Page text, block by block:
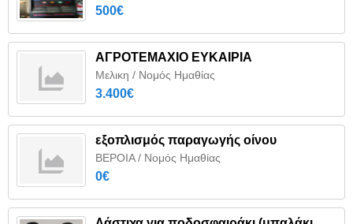
500€
ΑΓΡΟΤΕΜΑΧΙΟ ΕΥΚΑΙΡΙΑ
Μελικη / Νομός Ημαθίας
3.400€
εξοπλισμός παραγωγής οίνου
ΒΕΡΟΙΑ / Νομός Ημαθίας
0€